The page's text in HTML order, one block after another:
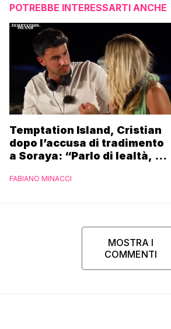
POTREBBE INTERESSARTI ANCHE
Temptation Island, Cristian
dopo l’accusa di tradimento
a Soraya: “Parlo di lealtà, ma
FABIANO MINACCI
MOSTRA I
COMMENTI